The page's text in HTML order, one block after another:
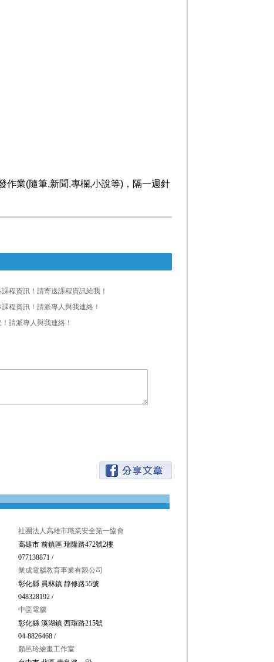
作業(隨筆,新聞,專欄,小說等)，隔一週針
程資訊！請寄送課程資訊給我！
程資訊！請派專人與我連絡！
請派專人與我連絡！
社團法人高雄市職業安全第一協會
高雄市 前鎮區 瑞隆路472號2樓
077138871 /
業成電腦教育事業有限公司
彰化縣 員林鎮 靜修路55號
048328192 /
中區電腦
彰化縣 溪湖鎮 西環路215號
04-8826468 /
顏邑玲繪畫工作室